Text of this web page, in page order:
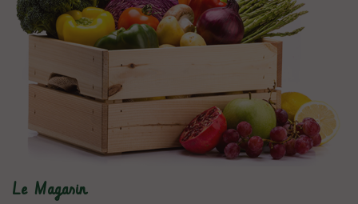
Le Magasin